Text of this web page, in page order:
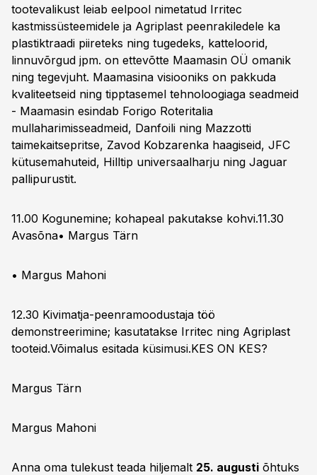
tootevalikust leiab eelpool nimetatud Irritec
kastmissüsteemidele ja Agriplast peenrakiledele ka
plastiktraadi piireteks ning tugedeks, katteloorid,
linnuvõrgud jpm. on ettevõtte Maamasin OÜ omanik
ning tegevjuht. Maamasina visiooniks on pakkuda
kvaliteetseid ning tipptasemel tehnoloogiaga seadmeid
- Maamasin esindab Forigo Roteritalia
mullaharimisseadmeid, Danfoili ning Mazzotti
taimekaitsepritse, Zavod Kobzarenka haagiseid, JFC
kütusemahuteid, Hilltip universaalharju ning Jaguar
pallipurustit.
11.00 Kogunemine; kohapeal pakutakse kohvi.11.30
Avasõna• Margus Tärn
• Margus Mahoni
12.30 Kivimatja-peenramoodustaja töö
demonstreerimine; kasutatakse Irritec ning Agriplast
tooteid.Võimalus esitada küsimusi.KES ON KES?
Margus Tärn
Margus Mahoni
Anna oma tulekust teada hiljemalt 25. augusti õhtuks